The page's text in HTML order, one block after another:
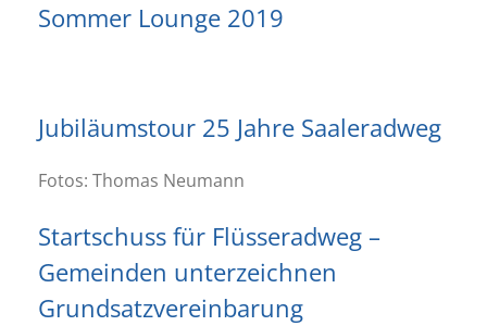
Sommer Lounge 2019
Jubiläumstour 25 Jahre Saaleradweg
Fotos: Thomas Neumann
Startschuss für Flüsseradweg –
Gemeinden unterzeichnen
Grundsatzvereinbarung